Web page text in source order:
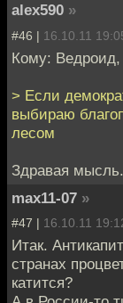
alex590 »
#46 | 16.10.11
Кому: Ведроид,
> Если
выбираю
лесом
Здравая мысль.
max11-07 »
#47 | 16.10.11
Итак.
странах
катится?